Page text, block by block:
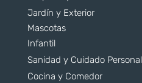
Jardín y Exterior
Mascotas
Infantil
Sanidad y Cuidado Personal
Cocina y Comedor